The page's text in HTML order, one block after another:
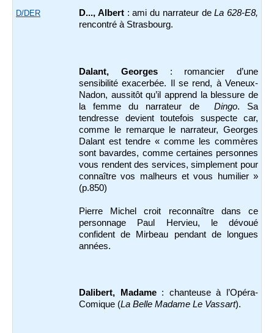
D/DER D..., Albert : ami du narrateur deLa 628-E8,
rencontré à Strasbourg.
Dalant, Georges: romancier d’une
sensibilité exacerbée. Il se rend, à Veneux-
Nadon, aussitôt qu’il apprend la blessure de
la femme du narrateur de Dingo. Sa
tendresse devient toutefois suspecte car,
comme le remarque le narrateur, Georges
Dalant est tendre « comme les commères
sont bavardes, comme certaines personnes
vous rendent des services, simplement pour
connaître vos malheurs et vous humilier »
(p.850)
Pierre Michel croit reconnaître dans ce
personnage Paul Hervieu, le dévoué
confident de Mirbeau pendant de longues
années.
Dalibert, Madame : chanteuse à l’Opéra-
Comique (La Belle Madame Le Vassart).